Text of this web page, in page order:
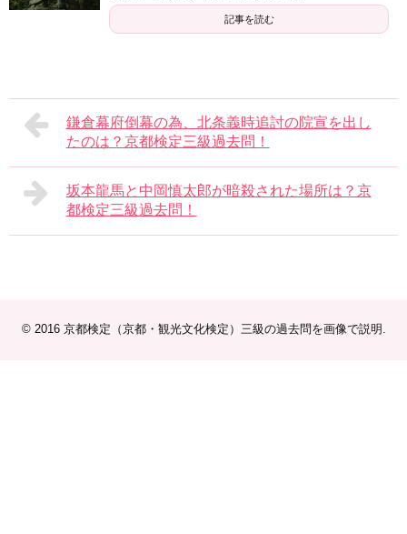
記事を読む
鎌倉幕府倒幕の為、北条義時追討の院宣を出し
たのは？京都検定三級過去問！
坂本龍馬と中岡慎太郎が暗殺された場所は？京
都検定三級過去問！
© 2016 京都検定（京都・観光文化検定）三級の過去問を画像で説明